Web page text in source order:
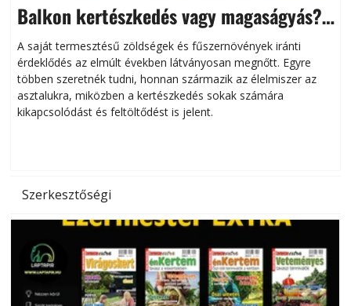
Balkon kertészkedés vagy magaságyás?
Helytakarékos kertészkedés
A saját termesztésű zöldségek és fűszernövények iránti
érdeklődés az elmúlt években látványosan megnőtt. Egyre
többen szeretnék tudni, honnan származik az élelmiszer az
asztalukra, miközben a kertészkedés sokak számára
kikapcsolódást és feltöltődést is jelent.
Szerkesztőségi